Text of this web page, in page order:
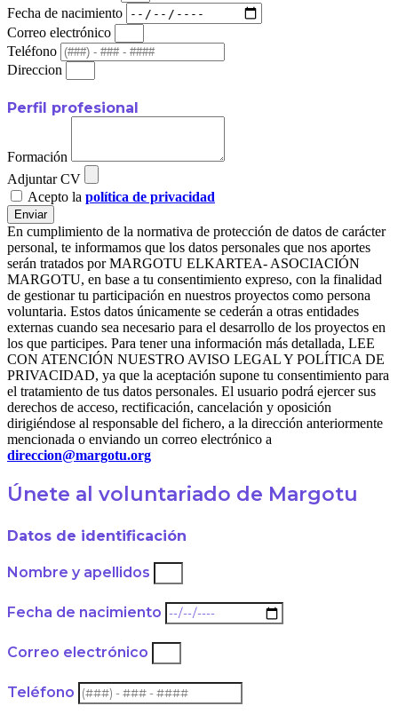
Fecha de nacimiento
Correo electrónico
Teléfono
Direccion
Perfil profesional
Formación
Adjuntar CV
Acepto la política de privacidad
Enviar
En cumplimiento de la normativa de protección de datos de carácter
personal, te informamos que los datos personales que nos aportes
serán tratados por MARGOTU ELKARTEA- ASOCIACIÓN
MARGOTU, en base a tu consentimiento expreso, con la finalidad
de gestionar tu participación en nuestros proyectos como persona
voluntaria. Estos datos únicamente se cederán a otras entidades
externas cuando sea necesario para el desarrollo de los proyectos en
los que participes. Para tener una información más detallada, LEE
CON ATENCIÓN NUESTRO AVISO LEGAL Y POLÍTICA DE
PRIVACIDAD, ya que la aceptación supone tu consentimiento para
el tratamiento de tus datos personales. El usuario podrá ejercer sus
derechos de acceso, rectificación, cancelación y oposición
dirigiéndose al responsable del fichero, a la dirección anteriormente
mencionada o enviando un correo electrónico a
direccion@margotu.org
Únete al voluntariado de Margotu
Datos de identificación
Nombre y apellidos
Fecha de nacimiento
Correo electrónico
Teléfono